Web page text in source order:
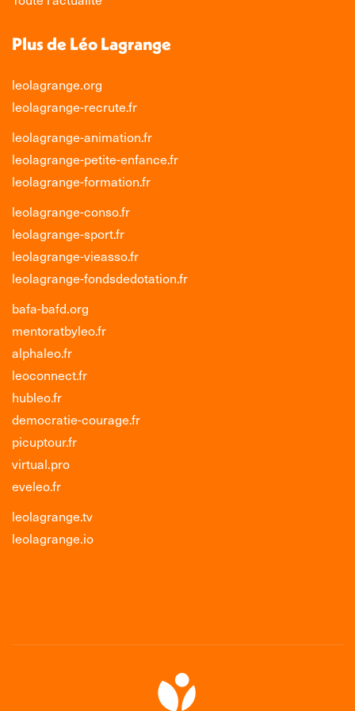
Plus de Léo Lagrange
leolagrange.org
leolagrange-recrute.fr
leolagrange-animation.fr
leolagrange-petite-enfance.fr
leolagrange-formation.fr
leolagrange-conso.fr
leolagrange-sport.fr
leolagrange-vieasso.fr
leolagrange-fondsdedotation.fr
bafa-bafd.org
mentoratbyleo.fr
alphaleo.fr
leoconnect.fr
hubleo.fr
democratie-courage.fr
picuptour.fr
virtual.pro
eveleo.fr
leolagrange.tv
leolagrange.io